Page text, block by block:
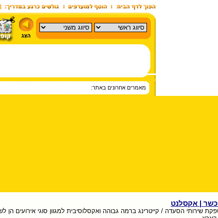
מאמרים אחרונים באתר:
כשר | אקסלנט
שירותי הסעדה / קייטרינג ברמה גבוהה ואקסלוסיבית למגוון סוגי אירועים הן